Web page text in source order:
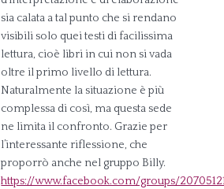
sia calata a tal punto che si rendano
visibili solo quei testi di facilissima
lettura, cioè libri in cui non si vada
oltre il primo livello di lettura.
Naturalmente la situazione è più
complessa di così, ma questa sede
ne limita il confronto. Grazie per
l’interessante riflessione, che
proporrò anche nel gruppo Billy.
https://www.facebook.com/groups/